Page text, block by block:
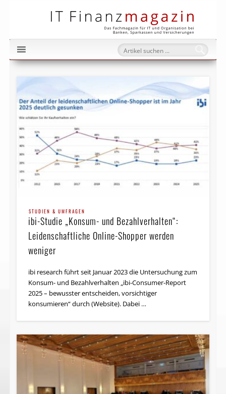
STUDIEN & UMFRAGEN
ibi-Studie „Konsum- und Bezahlverhalten“:
Leidenschaftliche Online-Shopper werden
weniger
ibi research führt seit Januar 2023 die Untersuchung zum
Konsum- und Bezahlverhalten „ibi-Consumer-Report
2025 – bewusster entscheiden, vorsichtiger
konsumieren“ durch (Website). Dabei …